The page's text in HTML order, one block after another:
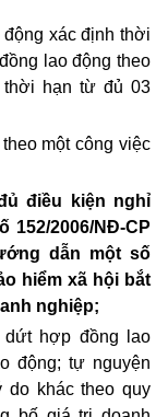
xác định thời
lao động theo
thời hạn từ đủ 03
một công việc
điều kiện nghỉ
2006/NĐ-CP
dẫn một số
hiểm xã hội bắt
nghiệp;
dứt hợp đồng lao
động; tự nguyện
do khác theo quy